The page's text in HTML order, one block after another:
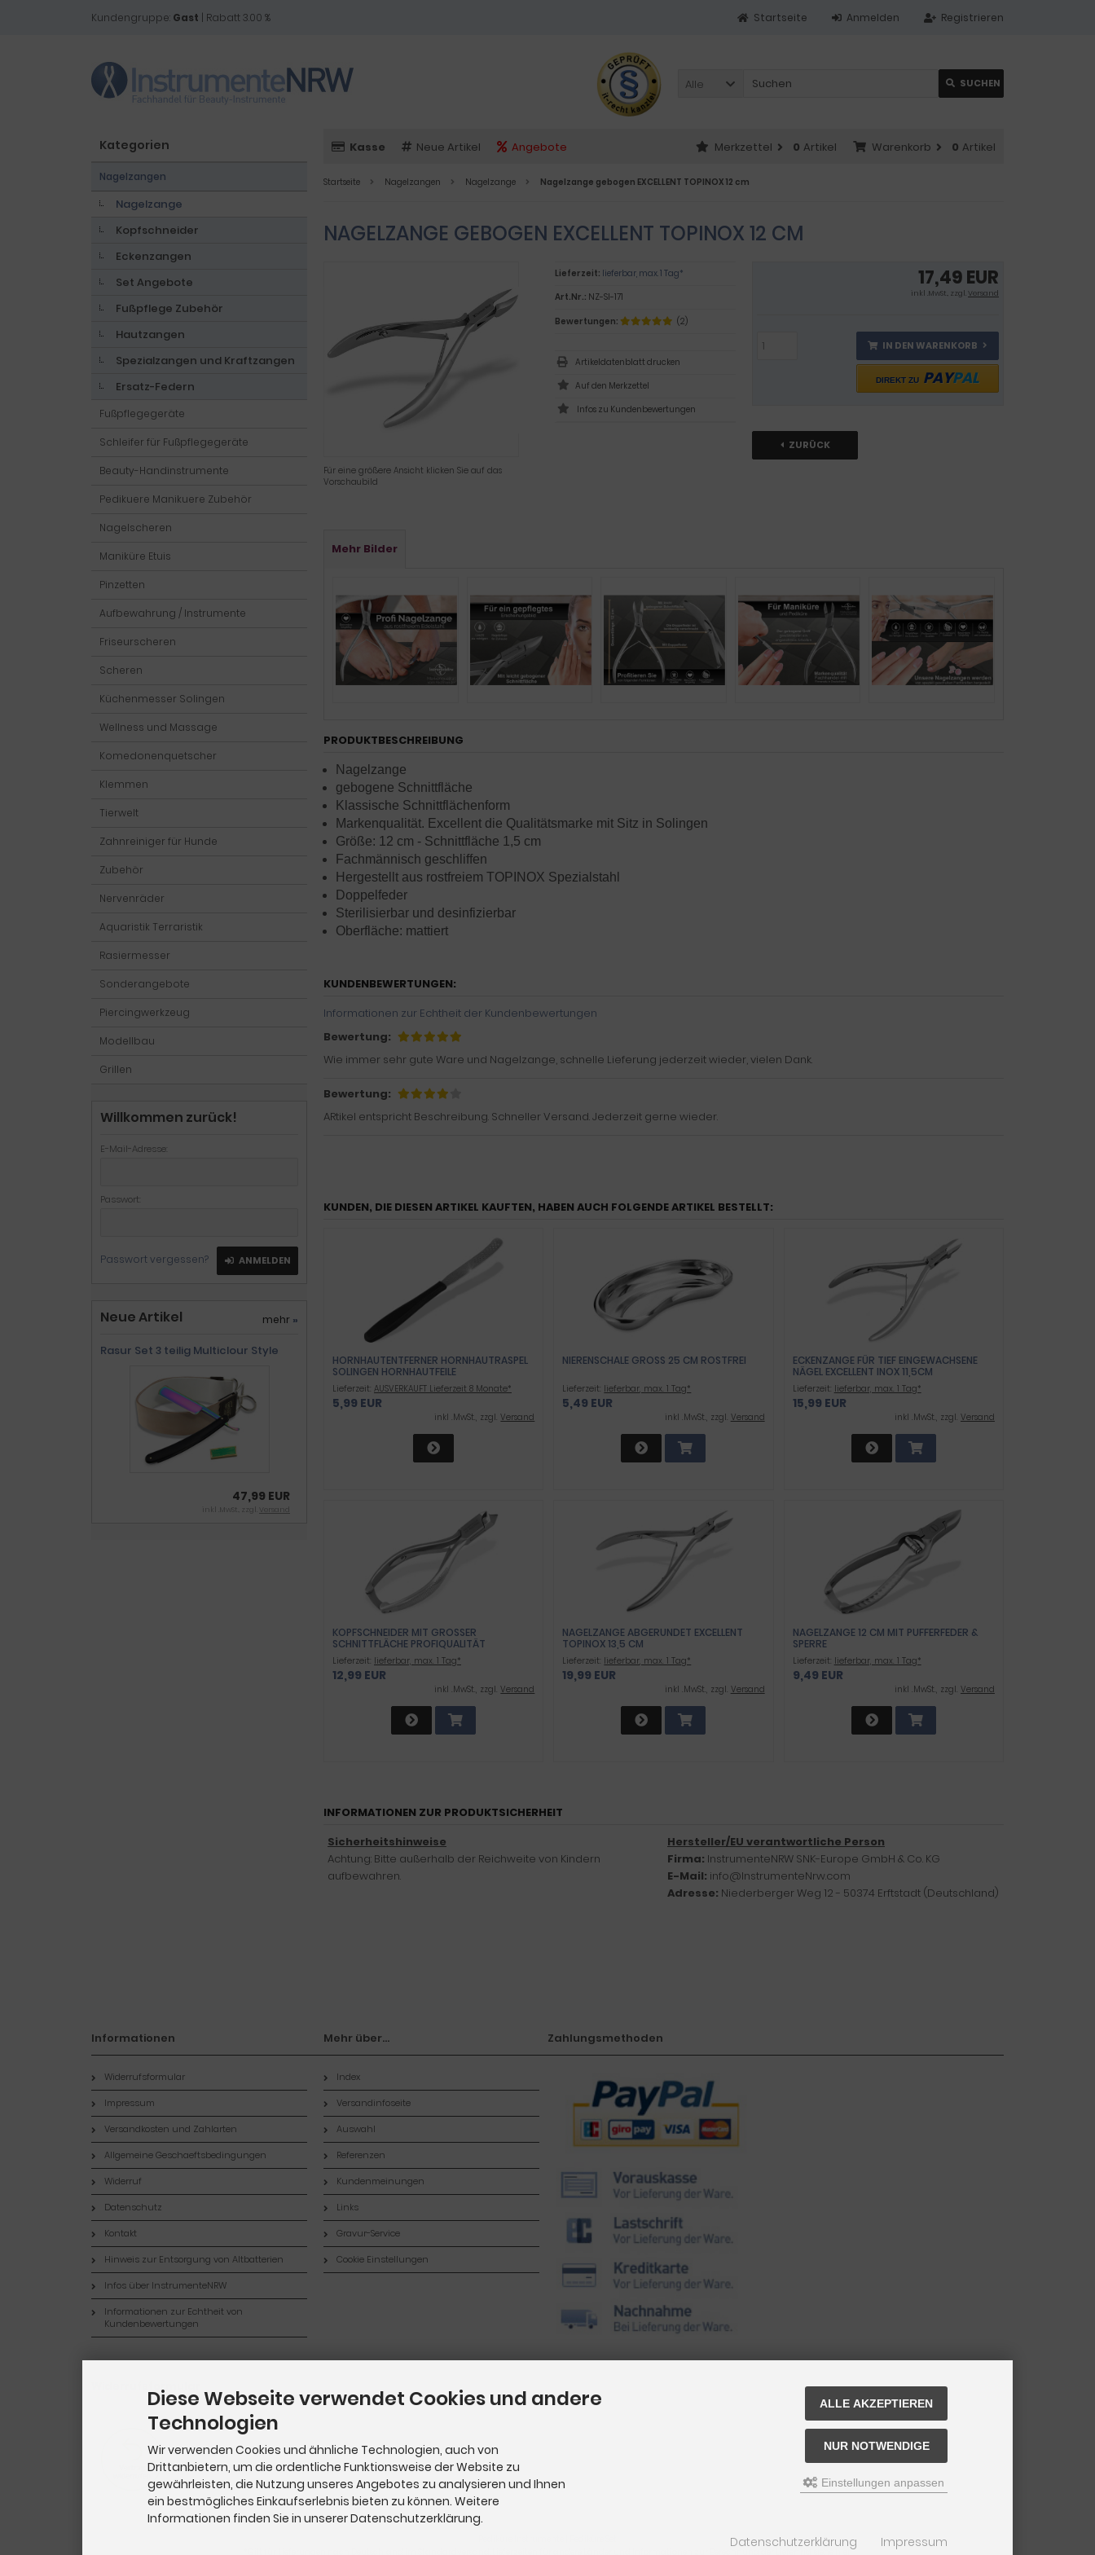
Kundengruppe: Gast | Rabatt 3.00 % Registrieren
Anmelden
Startseite
Alle SUCHEN
Kasse Neue Artikel Angebote Warenkorb 0 Artikel
Merkzettel 0 Artikel
Startseite Nagelzangen Nagelzange Nagelzange gebogen EXCELLENT TOPINOX 12 cm
NAGELZANGE GEBOGEN EXCELLENT TOPINOX 12 CM
Für eine größere Ansicht klicken Sie auf das
Vorschaubild
17,49 EUR
inkl .MwSt., zzgl.Versand
IN DEN WARENKORB
DIREKT ZU PAYPAL
ZURÜCK
Lieferzeit: lieferbar, max. 1 Tag*
Art.Nr.: NZ-SI-171
Bewertungen:
(2)
Artikeldatenblatt drucken
Infos zu Kundenbewertungen
Mehr Bilder
PRODUKTBESCHREIBUNG
Nagelzange
gebogene Schnittfläche
Klassische Schnittflächenform
Markenqualität. Excellent die Qualitätsmarke mit Sitz in Solingen
Größe: 12 cm - Schnittfläche 1,5 cm
Fachmännisch geschliffen
Hergestellt aus rostfreiem TOPINOX Spezialstahl
Doppelfeder
Sterilisierbar und desinfizierbar
Oberfläche: mattiert
KUNDENBEWERTUNGEN:
Informationen zur Echtheit der Kundenbewertungen
Bewertung:
Wie immer sehr gute Ware und Nagelzange, schnelle Lieferung jederzeit wieder, vielen Dank.
Bewertung:
ARtikel entspricht Beschreibung. Schneller Versand. Jederzeit gerne wieder.
KUNDEN, DIE DIESEN ARTIKEL KAUFTEN, HABEN AUCH FOLGENDE ARTIKEL BESTELLT:
HORNHAUTENTFERNER HORNHAUTRASPEL
SOLINGEN HORNHAUTFEILE
FUSSPFLEGEINSTRUMENT
Lieferzeit: AUSVERKAUFT Lieferzeit 8 Monate*
5,99 EUR
inkl .MwSt., zzgl.Versand
NIERENSCHALE GROSS 25 CM ROSTFREI
Lieferzeit: lieferbar, max. 1 Tag*
5,49 EUR
inkl .MwSt., zzgl. Versand
ECKENZANGE FÜR TIEF EINGEWACHSENE
NÄGEL EXCELLENT INOX 11,5CM
Lieferzeit: lieferbar, max. 1 Tag*
15,99 EUR
inkl .MwSt., zzgl. Versand
KOPFSCHNEIDER MIT GROSSER S
CHNITTFLÄCHE PROFIQUALITÄT
Lieferzeit: lieferbar, max. 1 Tag*
12,99 EUR
inkl .MwSt., zzgl.Versand
NAGELZANGE ABGERUNDET EXCELLENT
TOPINOX 13,5 CM
Lieferzeit: lieferbar, max. 1 Tag*
19,99 EUR
inkl .MwSt., zzgl. Versand
NAGELZANGE 12 CM MIT PUFFERFEDER &
SPERRE
Lieferzeit: lieferbar, max. 1 Tag*
9,49 EUR
inkl .MwSt., zzgl. Versand
INFORMATIONEN ZUR PRODUKTSICHERHEIT
Sicherheitshinweise
Achtung: Bitte außerhalb der Reichweite von Kindern
aufbewahren.
Hersteller/EU verantwortliche Person
Firma: InstrumenteNRW SNK-Europe GmbH & Co. KG
E-Mail: info@InstrumenteNrw.com
Adresse: Niederberger Weg 12 - 50374 Erftstadt (Deutschland)
Kategorien
Nagelzangen
Nagelzange
Kopfschneider
Eckenzangen
Set Angebote
Fußpflege Zubehör
Hautzangen
Spezialzangen und Kraftzangen
Ersatz-Federn
Fußpflegegeräte
Schleifer für Fußpflegegeräte
Beauty-Handinstrumente
Pedikuere Manikuere Zubehör
Nagelscheren
Maniküre Etuis
Pinzetten
Aufbewahrung / Instrumente
Friseurscheren
Scheren
Küchenmesser Solingen
Wellness und Massage
Komedonenquetscher
Klemmen
Tierwelt
Zahnreiniger für Hunde
Zubehör
Nervenräder
Aquaristik Terraristik
Rasiermesser
Sonderangebote
Piercingwerkzeug
Modellbau
Grillen
Willkommen zurück!
E-Mail-Adresse:
Passwort:
Passwort vergessen? ANMELDEN
Neue Artikel mehr »
Rasur Set 3 teilig Multiclour Style
47,99 EUR
inkl .MwSt., zzgl. Versand
Informationen
Widerrufsformular
Impressum
Versandkosten und Zahlarten
Allgemeine Geschaeftsbedingungen
Widerruf
Datenschutz
Kontakt
Hinweis zur Entsorgung von Altbatterien
Infos über InstrumenteNRW
Informationen zur Echtheit von
Kundenbewertungen
Mehr über...
Index
Versandinfoseite
Auswahl
Referenzen
Kundenmeinungen
Links
Gravur-Service
Cookie Einstellungen
Zahlungsmethoden
hier.
Diese Webseite verwendet Cookies und andere
Technologien
Wir verwenden Cookies und ähnliche Technologien, auch von
Drittanbietern, um die ordentliche Funktionsweise der Website zu
gewährleisten, die Nutzung unseres Angebotes zu analysieren und Ihnen
ein bestmögliches Einkaufserlebnis bieten zu können. Weitere
Informationen finden Sie in unserer Datenschutzerklärung.
ALLE AKZEPTIEREN
NUR NOTWENDIGE
Einstellungen anpassen
Datenschutzerklärung Impressum